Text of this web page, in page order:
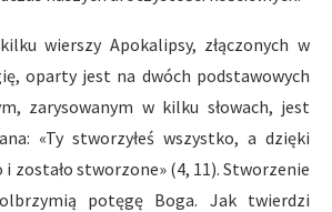
wierszy Apokalipsy, złączonych w
oparty jest na dwóch podstawowych
zarysowanym w kilku słowach, jest
«Ty stworzyłeś wszystko, a dzięki
zostało stworzone» (4, 11). Stworzenie
potęgę Boga. Jak twierdzi